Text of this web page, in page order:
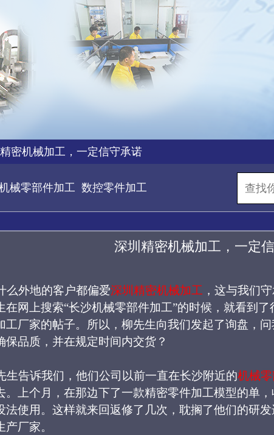
密机械加工，一定信守承诺
械零部件加工 数控零件加工
深圳精密机械加工，一定
么外地的客户都偏爱深圳精密机械加工 ，这与我们
在网上搜索“长沙机械零部件加工”的时候，就看到
工厂家的帖子。所以，柳先生向我们发起了询盘，问
保品质， 并在规定时间内交货 ？
生告诉我们，他们公司以前一直在长沙附近的机械
。上个月，在那边下了一款精密零件加工模型的单
法使用。这样就来回返修了几次，耽搁了他们的研
产厂家。